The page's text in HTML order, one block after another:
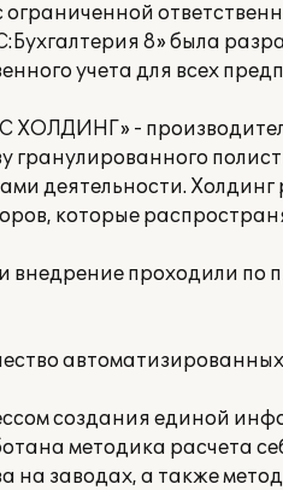
8» была
учета для всех
- производитель
гранулированного
деятельности. Холдинг
которые
внедрение проходили по
автоматизированных
создания единой
методика расчета
на заводах, а также